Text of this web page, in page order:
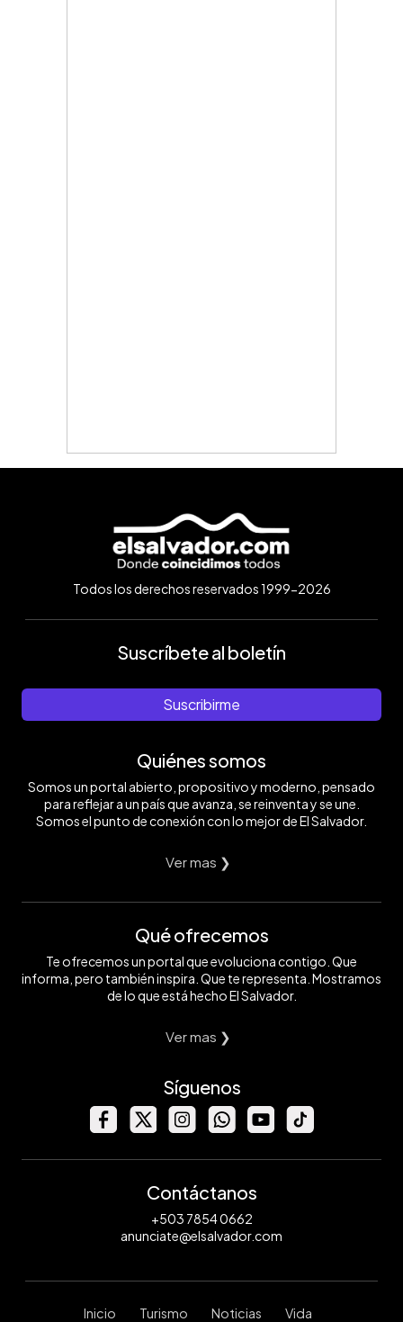
Todos los derechos reservados 1999-2026
Suscríbete al boletín
Suscribirme
Quiénes somos
Somos un portal abierto, propositivo y moderno, pensado
para reflejar a un país que avanza, se reinventa y se une.
Somos el punto de conexión con lo mejor de El Salvador.
Ver mas ❯
Qué ofrecemos
Te ofrecemos un portal que evoluciona contigo. Que
informa, pero también inspira. Que te representa. Mostramos
de lo que está hecho El Salvador.
Ver mas ❯
Síguenos
Contáctanos
+503 7854 0662
anunciate@elsalvador.com
Inicio Turismo Noticias Vida